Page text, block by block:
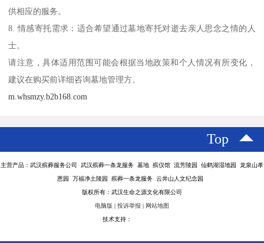
供相应的服务。
8. 情感寄托需求：适合希望通过墓地寄托对逝去亲人思念之情的人
士。
请注意，具体适用范围可能会根据当地政策和个人情况有所变化，
建议在购买前详细咨询墓地管理方。
m.whsmzy.b2b168.com
Top
主营产品：武汉殡葬服务公司 武汉殡葬一条龙服务 墓地 殡仪馆 流芳陵园 仙鹤湖湿地园 龙泉山孝
恩园 万福净土陵园 殡葬一条龙服务 云井山人文纪念园
版权所有：武汉生命之源文化有限公司
电脑版 投诉举报 网站地图
技术支持：